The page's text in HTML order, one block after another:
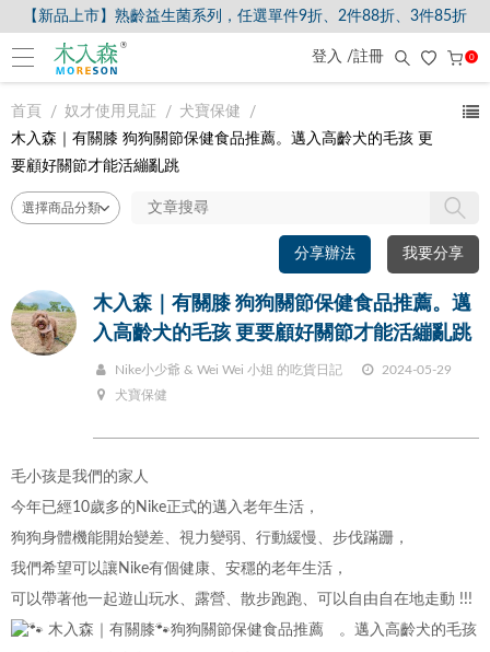
【新品上市】熟齡益生菌系列，任選單件9折、2件88折、3件85折
登入 /註冊 0
首頁 奴才使用見証
犬寶保健
木入森｜有關膝 狗狗關節保健食品推薦。邁入高齡犬的毛孩 更
要顧好關節才能活繃亂跳
分享辦法 我要分享
木入森｜有關膝 狗狗關節保健食品推薦。邁
入高齡犬的毛孩 更要顧好關節才能活繃亂跳
Nike小少爺 & Wei Wei 小姐 的吃貨日記
2024-05-29
犬寶保健
毛小孩是我們的家人
今年已經10歲多的Nike正式的邁入老年生活，
狗狗身體機能開始變差、視力變弱、行動緩慢、步伐蹣跚，
我們希望可以讓Nike有個健康、安穩的老年生活，
可以帶著他一起遊山玩水、露營、散步跑跑、可以自由自在地走動 !!!